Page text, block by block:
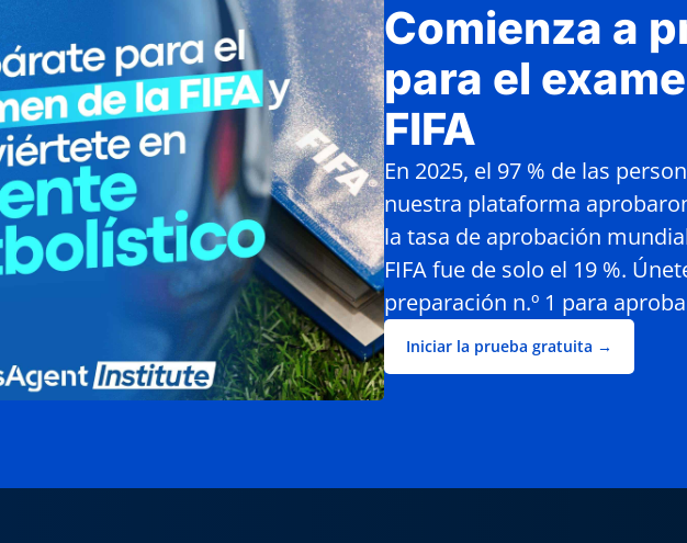
Comienza a
para el
FIFA
En 2025, el 97 % de las
nuestra plataforma
la tasa de aprobación
FIFA fue de solo el 19 %.
preparación n.º 1 para
Iniciar la prueba gratuita →